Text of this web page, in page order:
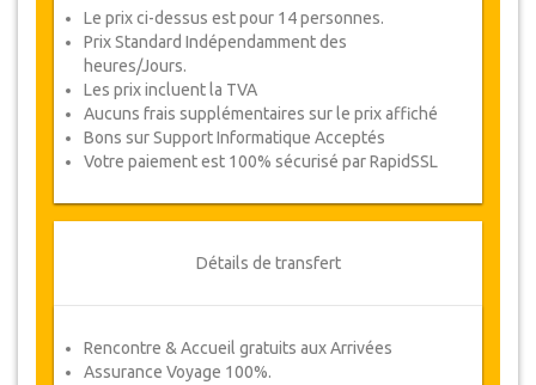
Le prix ci-dessus est pour 14 personnes.
Prix Standard Indépendamment des
heures/Jours.
Les prix incluent la TVA
Aucuns frais supplémentaires sur le prix affiché
Bons sur Support Informatique Acceptés
Votre paiement est 100% sécurisé par RapidSSL
Détails de transfert
Rencontre & Accueil gratuits aux Arrivées
Assurance Voyage 100%.